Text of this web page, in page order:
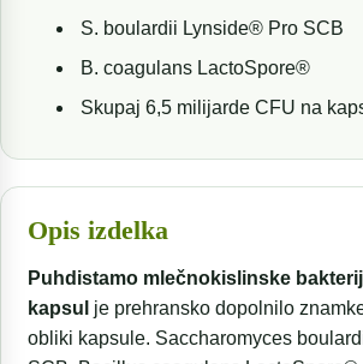
S. boulardii Lynside® Pro SCB
B. coagulans LactoSpore®
Skupaj 6,5 milijarde CFU na
Opis izdelka
Puhdistamo mlečnokislinske
kapsul je prehransko dopolnilo
obliki kapsule. Saccharomyces